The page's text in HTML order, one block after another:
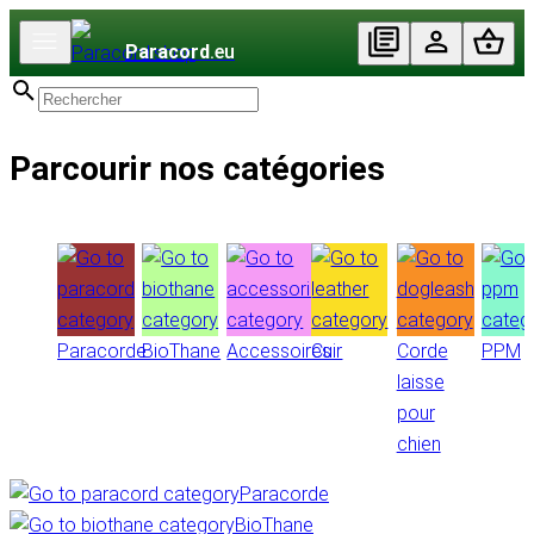
Paracord.eu
Parcourir nos catégories
ParacordeBioThane Accessoires
Cuir
Corde
laisse
pour
chien
PPM
Paracorde
BioThane